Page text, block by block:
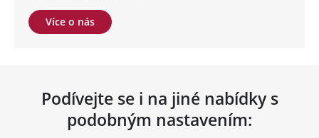
Více o nás
Podívejte se i na jiné nabídky s
podobným nastavením: